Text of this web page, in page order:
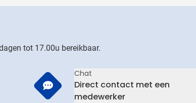
tot 17.00u bereikbaar.
Chat
Direct contact met een
medewerker